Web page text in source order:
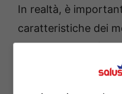
In realtà, è
caratteristiche dei
facendo, si potrà
maggiore